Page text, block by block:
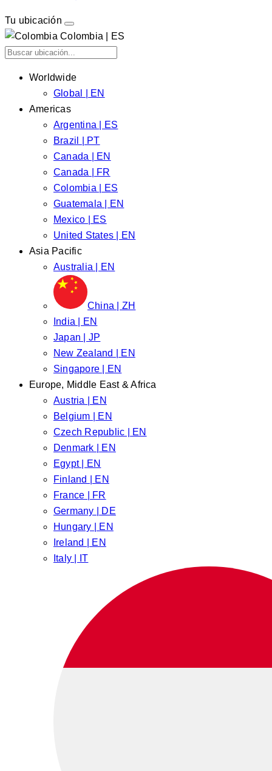
Tu ubicación
Colombia | ES
Worldwide
Global | EN
Americas
Argentina | ES
Brazil | PT
Canada | EN
Canada | FR
Colombia | ES
Guatemala | EN
Mexico | ES
United States | EN
Asia Pacific
Australia | EN
China | ZH
India | EN
Japan | JP
New Zealand | EN
Singapore | EN
Europe, Middle East & Africa
Austria | EN
Belgium | EN
Czech Republic | EN
Denmark | EN
Egypt | EN
Finland | EN
France | FR
Germany | DE
Hungary | EN
Ireland | EN
Italy | IT